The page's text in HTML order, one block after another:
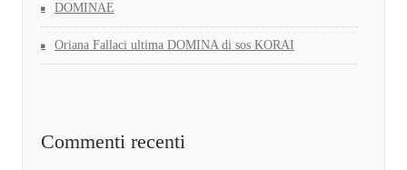
DOMINAE
Oriana Fallaci ultima DOMINA di sos KORAI
Commenti recenti